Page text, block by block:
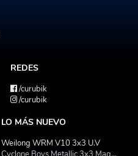
REDES
/curubik
/curubik
LO MÁS NUEVO
Weilong WRM V10 3x3 U.V